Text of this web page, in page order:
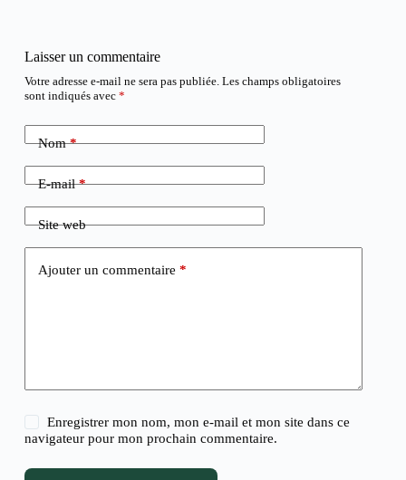
Laisser un commentaire
Votre adresse e-mail ne sera pas publiée. Les champs obligatoires
sont indiqués avec *
Nom*
E-mail*
Site web
Ajouter un commentaire *
Enregistrer mon nom, mon e-mail et mon site dans ce
navigateur pour mon prochain commentaire.